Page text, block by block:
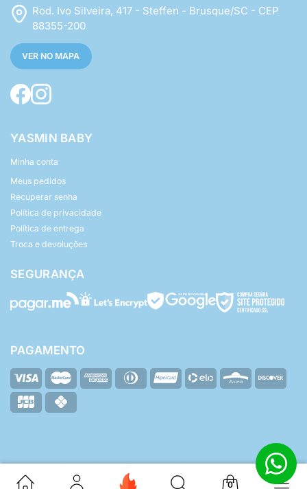
Rod. Ivo Silveira, 417 - Steffen - Brusque/SC - CEP
88355-200
VER NO MAPA
YASMIN BABY
Minha conta
Meus pedidos
Recuperar senha
Política de privacidade
Política de entrega
Troca e devoluções
SEGURANÇA
PAGAMENTO
© Yasmin Baby - Todos os direitos reservados.
Desenvolvido por: ZHF Mídia Digital
0